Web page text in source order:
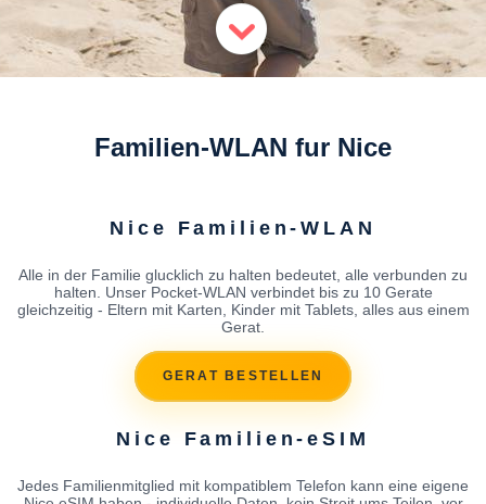
Familien-WLAN fur Nice
Nice Familien-WLAN
Alle in der Familie glucklich zu halten bedeutet, alle verbunden zu
halten. Unser Pocket-WLAN verbindet bis zu 10 Gerate
gleichzeitig - Eltern mit Karten, Kinder mit Tablets, alles aus einem
Gerat.
GERAT BESTELLEN
Nice Familien-eSIM
Jedes Familienmitglied mit kompatiblem Telefon kann eine eigene